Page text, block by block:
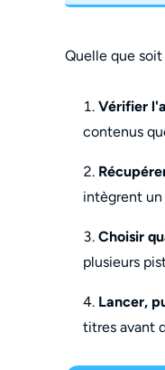
Quelle que
Vérifier
contenus
intègrent
Choisir
plusieurs
Lancer,
titres avant